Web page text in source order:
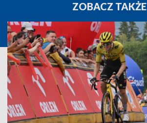
ZOBACZ TAKŻE